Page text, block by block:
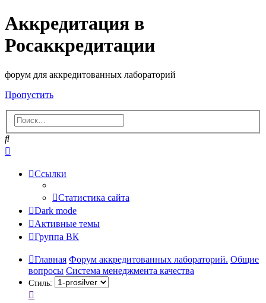
Аккредитация в
Росаккредитации
форум для аккредитованных лабораторий
Пропустить
Поиск
Ссылки
Статистика сайта
Dark mode
Активные темы
Группа ВК
Главная Форум аккредитованных лабораторий. Общие
вопросы Система менеджмента качества
Стиль: